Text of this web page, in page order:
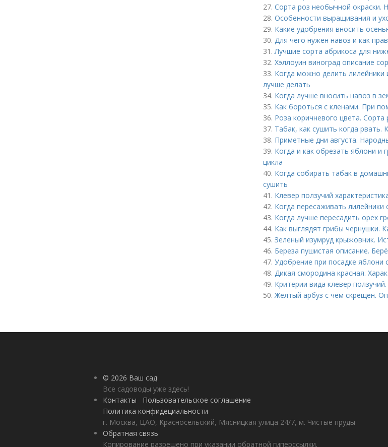
27. Сорта роз необычной окраски.
28. Особенности выращивания и
29. Какие удобрения вносить
30. Для чего нужен навоз и как
31.Лучшие сорта абрикоса для
32. Хэллоуин виноград описание
33. Когда можно делить лилейники
лучше делать
34. Когда лучше вносить навоз в
35. Как бороться с кленами. При
36. Роза коричневого цвета.
37. Табак, как сушить когда рвать.
38. Приметные дни августа.
39. Когда и как обрезать яблони и
цикла
40. Когда собирать табак в
сушить
41. Клевер ползучий
42. Когда пересаживать лилейники
43. Когда лучше пересадить орех
44. Как выглядят грибы чернушки.
45. Зеленый изумруд крыжовник.
46. Береза пушистая описание.
47. Удобрение при посадке яблони
48. Дикая смородина красная.
49. Критерии вида клевер
50.Желтый арбуз с чем скрещен.
© 2026 Ваш сад
Все садоводы уже здесь!
Контакты
Пользовательское соглашение
Политика конфидециальности
г. Москва, ЦАО, Красносельский, Мясницкая улица 24/7, м. Чистые пруды
Обратная связь
Копирование разрешено при указании обратной гиперссылки.